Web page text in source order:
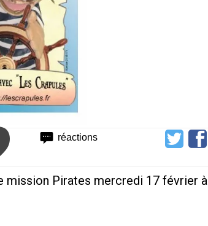
réactions
mission Pirates mercredi 17 février à